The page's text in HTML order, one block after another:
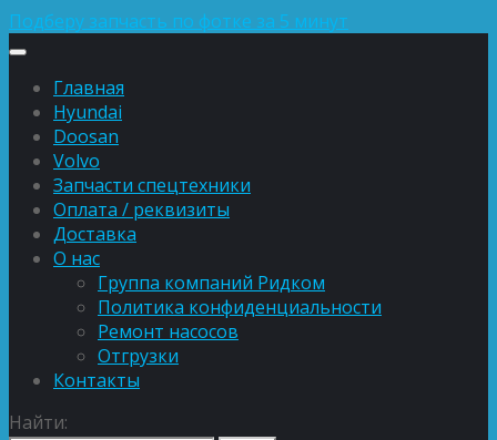
Подберу запчасть по фотке за 5 минут
Главная
Hyundai
Doosan
Volvo
Запчасти спецтехники
Оплата / реквизиты
Доставка
О нас
Группа компаний Ридком
Политика конфиденциальности
Ремонт насосов
Отгрузки
Контакты
Найти: